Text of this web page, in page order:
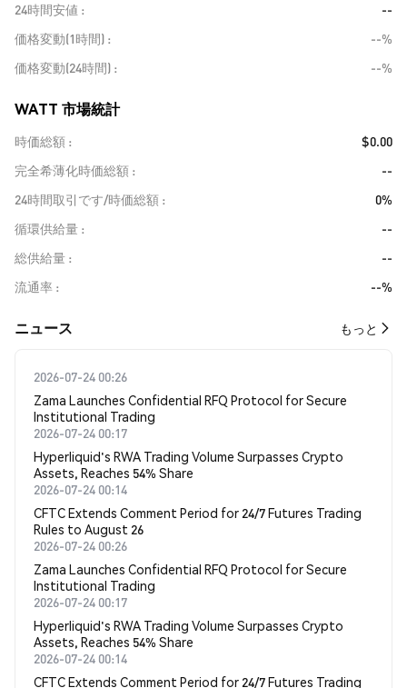
24時間安値
--
価格変動(1時間)
--%
価格変動(24時間)
--%
WATT 市場統計
時価総額
$0.00
完全希薄化時価総額
--
24時間取引です/時価総額
0%
循環供給量
--
総供給量
--
流通率
--%
​​ニュース​​ もっと
2026-07-24 00:26
Zama Launches Confidential RFQ Protocol for Secure
Institutional Trading
2026-07-24 00:17
Hyperliquid's RWA Trading Volume Surpasses Crypto
Assets, Reaches 54% Share
2026-07-24 00:14
CFTC Extends Comment Period for 24/7 Futures Trading
Rules to August 26
2026-07-24 00:26
Zama Launches Confidential RFQ Protocol for Secure
Institutional Trading
2026-07-24 00:17
Hyperliquid's RWA Trading Volume Surpasses Crypto
Assets, Reaches 54% Share
2026-07-24 00:14
CFTC Extends Comment Period for 24/7 Futures Trading